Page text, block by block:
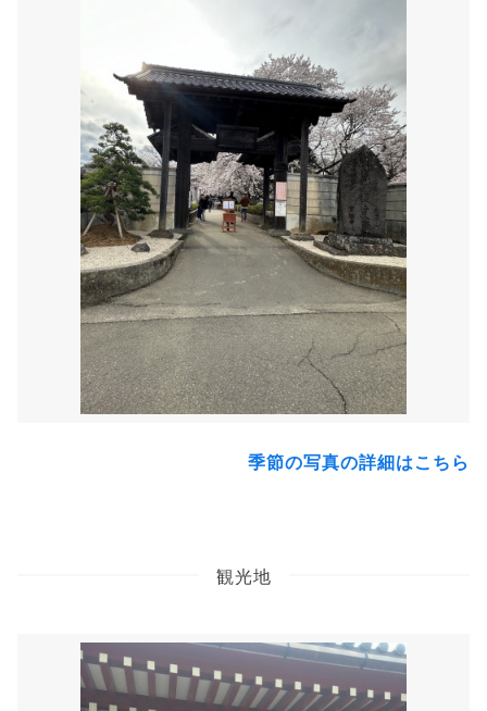
季節の写真の詳細はこちら
観光地